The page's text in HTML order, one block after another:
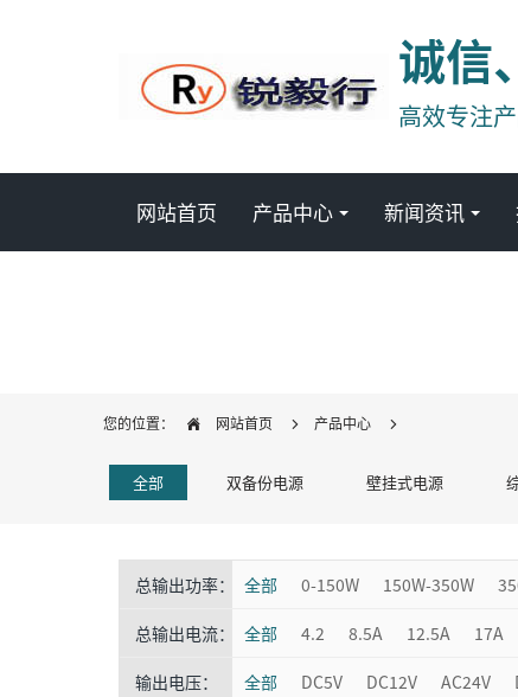
诚信
高效专注
网站首页 产品中心 新闻资讯
您的位置： 网站首页 产品中心
全部 双备份电源 壁挂式电源
总输出功率： 全部 0-150W 150W-350W
总输出电流： 全部 4.2 8.5A 12.5A 17A
输出电压： 全部 DC5V DC12V AC24V